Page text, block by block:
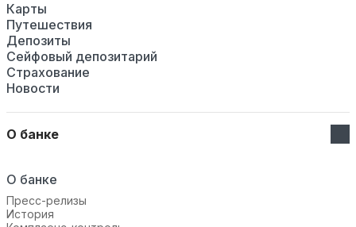
Карты
Путешествия
Депозиты
Сейфовый депозитарий
Страхование
Новости
О банке
О банке
Пресс-релизы
История